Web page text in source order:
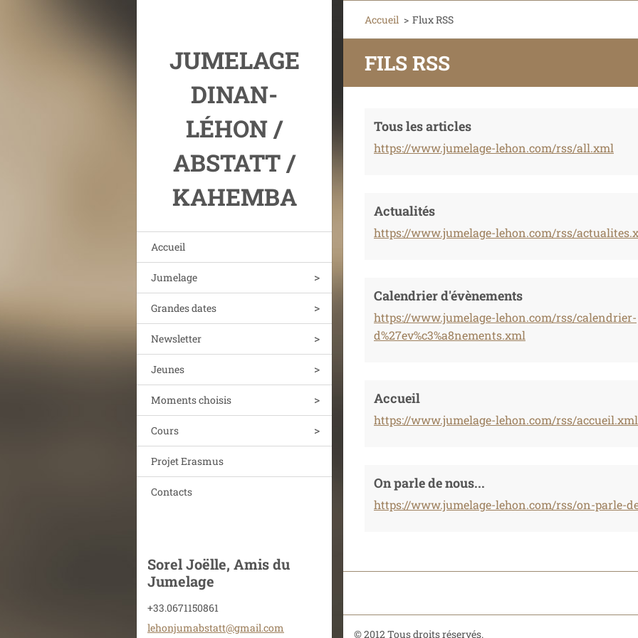
JUMELAGE
DINAN-
LÉHON /
ABSTATT /
KAHEMBA
Accueil
Jumelage
Grandes dates
Newsletter
Jeunes
Moments choisis
Cours
Projet Erasmus
Contacts
Sorel Joëlle, Amis du
Jumelage
+33.0671150861
lehonjumabstatt@gmail.com
Accueil > Flux RSS
FILS RSS
Tous les articles
https://www.jumelage-lehon.com/rss/all.xml
Actualités
https://www.jumelage-lehon.com/rss/
Calendrier d'évènements
https://www.jumelage-lehon.com/rss/calendrier-
d%27ev%c3%a8nements.xml
Accueil
https://www.jumelage-lehon.com/rss/accueil.xml
On parle de nous...
https://www.jumelage-lehon.com/rss/on-parle-
© 2012 Tous droits réservés.